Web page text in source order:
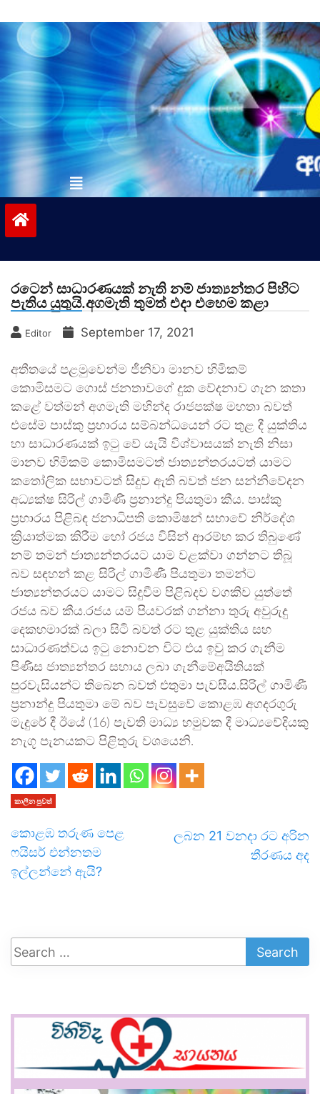
to
contentvinivida.lk
රටෙන් සාධාරණයක් නැති නම් ජාත්‍යන්තර පිහිට
පැතිය යුතුයි.අගමැති තුමත් එදා එහෙම කළා
Editor September 17, 2021
අතීතයේ පළමුවෙන්ම ජීනිවා මානව හිමිකම්
කොමිසමට ගොස් ජනතාවගේ දුක වේදනාව ගැන කතා
කළේ වත්මන් අගමැති මහින්ද රාජපක්ෂ මහතා බවත්
එසේම පාස්කු ප්‍රහාරය සම්බන්ධයෙන් රට තුළ දී යුක්තිය
හා සාධාරණයක් ඉටු වේ යැයි විශ්වාසයක් නැති නිසා
මානව හිමිකම් කොමිසමටත් ජාත්‍යන්තරයටත් යාමට
කතෝලික සභාවටත් සිදුව ඇති බවත් ජන සන්නිවේදන
අධ්‍යක්ෂ සිරිල් ගාමිණී ප්‍රනාන්දු පියතුමා කීය. පාස්කු
ප්‍රහාරය පිළිබඳ ජනාධිපති කොමිෂන් සභාවේ නිර්දේශ
ක්‍රියාත්මක කිරීම හෝ රජය විසින් ආරම්භ කර තිබුණේ
නම් තමන් ජාත්‍යන්තරයට යාම වළක්වා ගන්නට තිබූ
බව සඳහන් කළ සිරිල් ගාමිණී පියතුමා තමන්ට
ජාත්‍යන්තරයට යාමට සිදුවීම පිළිබදව වගකිව යුත්තේ
රජය බව කීය.රජය යම් පියවරක් ගන්නා තුරු අවුරුදු
දෙකහමාරක් බලා සිටි බවත් රට තුළ යුක්තිය සහ
සාධාරණත්වය ඉටු නොවන විට එය ඉවු කර ගැනීම
පිණිස ජාත්‍යන්තර සහාය ලබා ගැනීමේඅයිතියක්
පුරවැසියන්ට තිබෙන බවත් එතුමා පැවසීය.සිරිල් ගාමිණී
ප්‍රනාන්දු පියතුමා මේ බව පැවසුවේ කොළඹ අගදරගුරු
මැදුරේ දී ඊයේ (16) පැවති මාධ්‍ය හමුවක දී මාධ්‍යවේදියකු
නැගූ පැනයකට පිළිතුරු වශයෙනි.
කාලීන පුවත්
කොළඹ තරුණ පෙළ
ෆයිසර් එන්නතම
ඉල්ලන්නේ ඇයි?
ලබන 21 වනදා රට අරින
තීරණය අද